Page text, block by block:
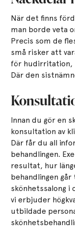
När det finns
man borde veta
Precis som de
små risker att
för hudirritation,
Där den
Innan du gör en
konsultation av
Där får du all
behandlingen.
resultat, hur
behandlingen
skönhetssalong i
vi erbjuder
utbildade